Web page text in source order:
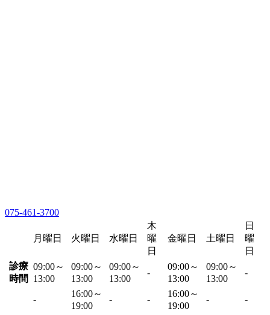
075-461-3700
月曜日 火曜日 水曜日
木
曜
日
金曜日 土曜日
日
曜
日
診療
時間
09:00～
13:00
09:00～
13:00
09:00～
13:00
-
09:00～
13:00
09:00～
13:00
-
-
16:00～
19:00
- -
16:00～
19:00
- -